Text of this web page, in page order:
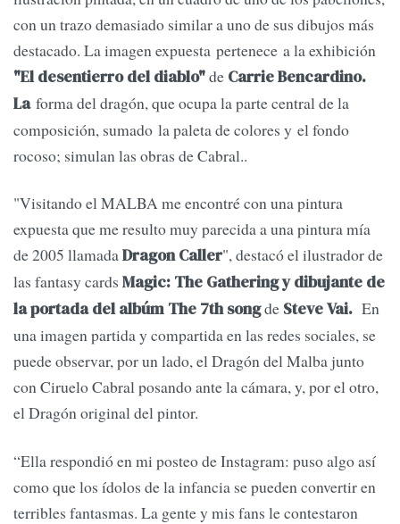
con un trazo demasiado similar a uno de sus dibujos más
destacado. La imagen expuesta pertenece a la exhibición
"El desentierro del diablo"de Carrie Bencardino.
Laforma del dragón, que ocupa la parte central de la
composición, sumado la paleta de colores y el fondo
rocoso; simulan las obras de Cabral..
"Visitando el MALBA me encontré con una pintura
expuesta que me resulto muy parecida a una pintura mía
de 2005 llamadaDragon Caller", destacó el ilustrador de
las fantasy cards Magic: The Gathering y dibujante de
la portada del albúm The 7th songde Steve Vai. En
una imagen partida y compartida en las redes sociales, se
puede observar, por un lado, el Dragón del Malba junto
con Ciruelo Cabral posando ante la cámara, y, por el otro,
el Dragón original del pintor.
“Ella respondió en mi posteo de Instagram: puso algo así
como que los ídolos de la infancia se pueden convertir en
terribles fantasmas. La gente y mis fans le contestaron